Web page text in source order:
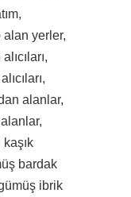
yerler,
alanlar,
bardak
ibrik